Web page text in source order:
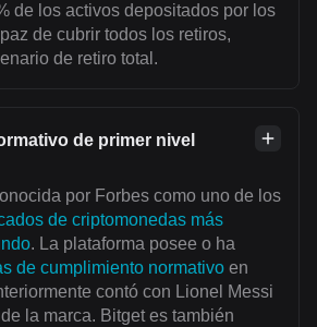
de los activos depositados por los
de cubrir todos los retiros,
de retiro total.
de primer nivel
por Forbes como uno de los
de criptomonedas más
. La plataforma posee o ha
de cumplimiento normativo en
contó con Lionel Messi
la marca. Bitget es también